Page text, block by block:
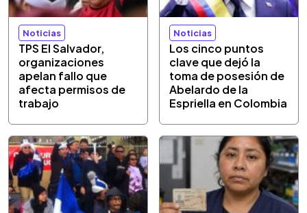
Noticias
TPS El Salvador,
organizaciones
apelan fallo que
afecta permisos de
trabajo
Noticias
Los cinco puntos
clave que dejó la
toma de posesión de
Abelardo de la
Espriella en Colombia